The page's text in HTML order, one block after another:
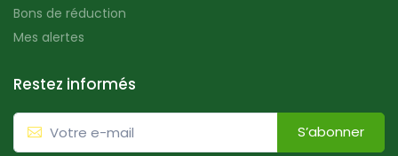
Bons de réduction
Mes alertes
Restez informés
S’abonner